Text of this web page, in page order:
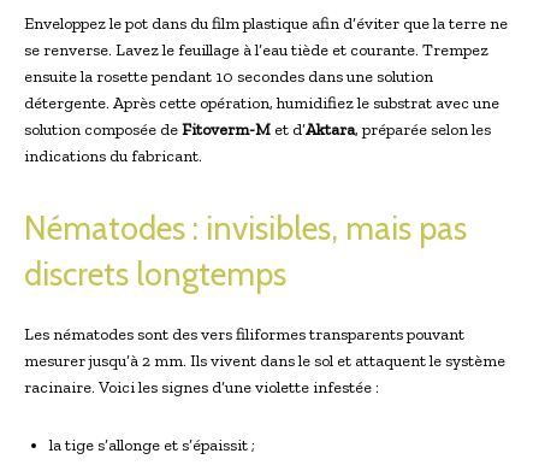
Enveloppez le pot dans du film plastique afin d’éviter que la terre ne
se renverse. Lavez le feuillage à l’eau tiède et courante. Trempez
ensuite la rosette pendant 10 secondes dans une solution
détergente. Après cette opération, humidifiez le substrat avec une
solution composée deFitoverm-M et d’Aktara, préparée selon les
indications du fabricant.
Nématodes : invisibles, mais pas
discrets longtemps
Les nématodes sont des vers filiformes transparents pouvant
mesurer jusqu’à 2 mm. Ils vivent dans le sol et attaquent le système
racinaire. Voici les signes d’une violette infestée :
la tige s’allonge et s’épaissit ;